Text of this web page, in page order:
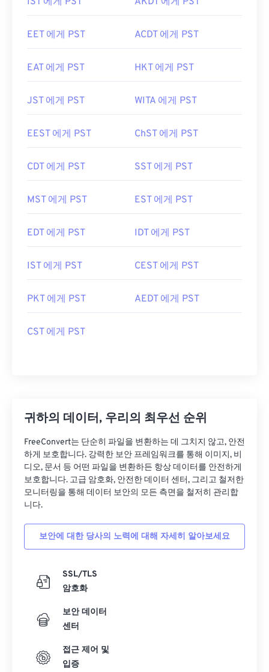
EET 에게 PST ACDT 에게 PST
EAT 에게 PST HKT 에게 PST
JST 에게 PST WITA 에게 PST
EEST 에게 PST ChST 에게 PST
CDT 에게 PST SST 에게 PST
MST 에게 PST EST 에게 PST
EDT 에게 PST IDT 에게 PST
IST 에게 PST CEST 에게 PST
PKT 에게 PST AEDT 에게 PST
CST 에게 PST
귀하의 데이터, 우리의 최우선 순위
FreeConvert는 단순히 파일을 변환하는 데 그치지 않고, 안전
하게 보호합니다. 강력한 보안 프레임워크를 통해 이미지, 비
디오, 문서 등 어떤 파일을 변환하든 항상 데이터를 안전하게
보호합니다. 고급 암호화, 안전한 데이터 센터, 그리고 철저한
모니터링을 통해 데이터 보안의 모든 측면을 철저히 관리합
니다.
보안에 대한 당사의 노력에 대해 자세히 알아보세요
SSL/TLS
암호화
보안 데이터
센터
접근 제어 및
입증